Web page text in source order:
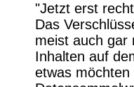
"Jetzt erst
Das
meist auch gar
Inhalten auf
etwas